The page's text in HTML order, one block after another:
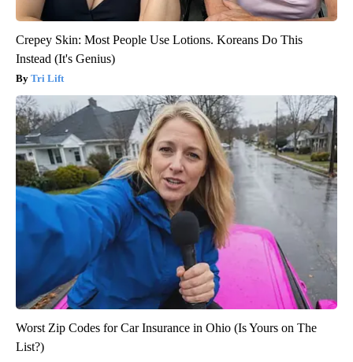
Crepey Skin: Most People Use Lotions. Koreans Do This
Instead (It's Genius)
Tri Lift
Worst Zip Codes for Car Insurance in Ohio (Is Yours on The
List?)